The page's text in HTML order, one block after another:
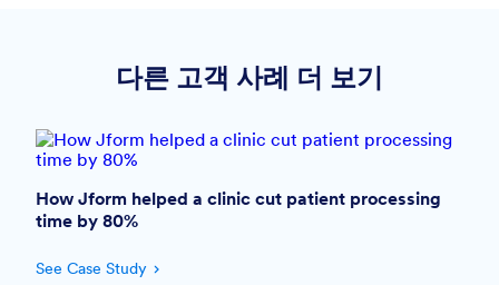
다른 고객 사례 더 보기
How Jform helped a clinic cut patient processing
time by 80%
See Case Study